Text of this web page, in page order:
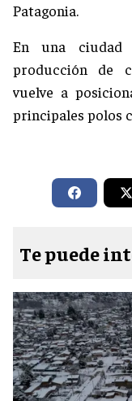
Patagonia.
En una ciudad
producción de
vuelve a
principales polos
Te puede